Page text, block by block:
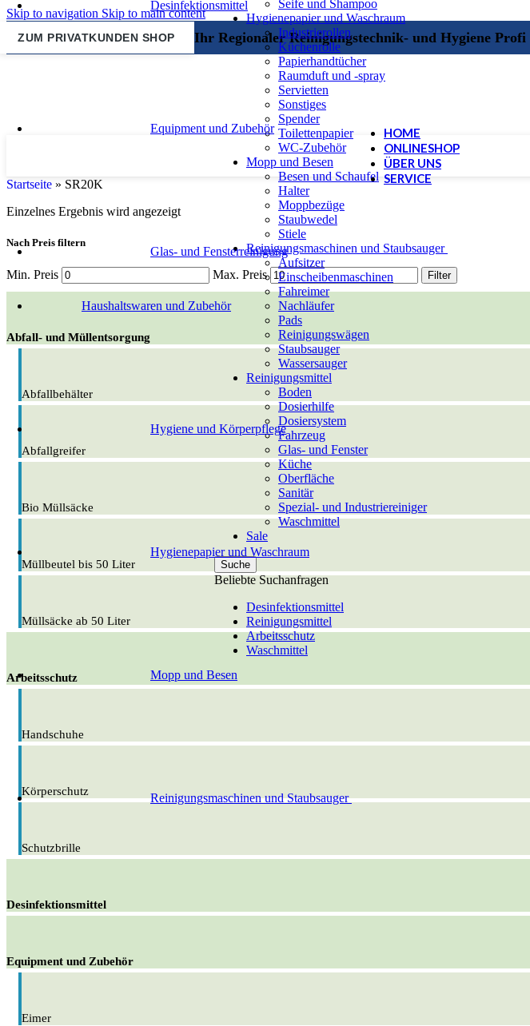
Skip to navigation Skip to main content
ZUM PRIVATKUNDEN SHOP Ihr Regionaler Reinigungstechnik- und Hygiene Profi
Seife und Shampoo
Hygienepapier und Waschraum
Industrierollen
Küchenrolle
Papierhandtücher
Raumduft und -spray
Servietten
Sonstiges
Spender
Toilettenpapier
WC-Zubehör
Mopp und Besen
Besen und Schaufel
Halter
Moppbezüge
Staubwedel
Stiele
Reinigungsmaschinen und Staubsauger
Aufsitzer
Einscheibenmaschinen
Fahreimer
Nachläufer
Pads
Reinigungswägen
Staubsauger
Wassersauger
Reinigungsmittel
Boden
Dosierhilfe
Dosiersystem
Fahrzeug
Glas- und Fenster
Küche
Oberfläche
Sanitär
Spezial- und Industriereiniger
Waschmittel
Sale
Suche
Beliebte Suchanfragen
Desinfektionsmittel
Reinigungsmittel
Arbeitsschutz
Waschmittel
Desinfektionsmittel
Equipment und Zubehör
Glas- und Fensterreinigung
Haushaltswaren und Zubehör
Hygiene und Körperpflege
Hygienepapier und Waschraum
Mopp und Besen
Reinigungsmaschinen und Staubsauger
HOME
ONLINESHOP
ÜBER UNS
SERVICE
Startseite » SR20K
Einzelnes Ergebnis wird angezeigt
Nach Preis filtern
Min. Preis Max. Preis Filter
Abfall- und Müllentsorgung
Abfallbehälter
Abfallgreifer
Bio Müllsäcke
Müllbeutel bis 50 Liter
Müllsäcke ab 50 Liter
Arbeitsschutz
Handschuhe
Körperschutz
Schutzbrille
Desinfektionsmittel
Equipment und Zubehör
Eimer